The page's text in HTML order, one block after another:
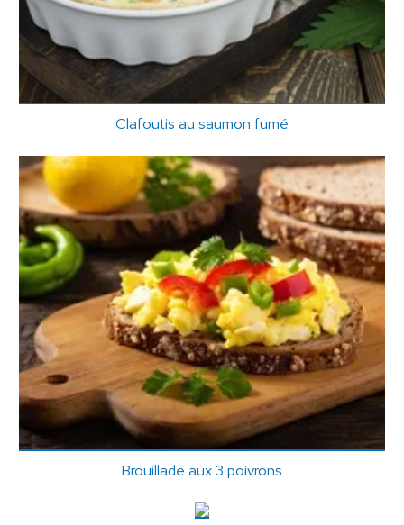
Clafoutis au saumon fumé
Brouillade aux 3 poivrons